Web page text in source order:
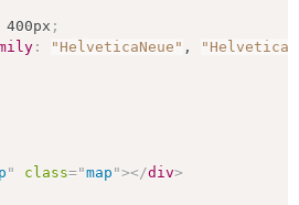
400px ;
: "HelveticaNeue" , "Helvetica"
" class="map "></div>